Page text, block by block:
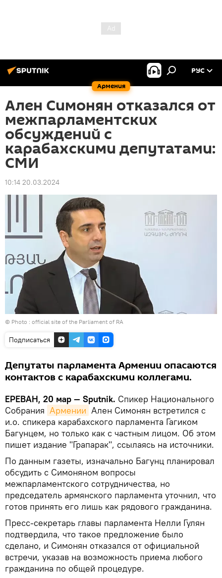
Армения
РУС
Ален Симонян отказался от
межпарламентских
обсуждений с
карабахскими депутатами:
СМИ
10:14 20.03.2024
© Photo : official site of the Parliament of RA
Подписаться
Депутаты парламента Армении опасаются
контактов с карабахскими коллегами.
ЕРЕВАН, 20 мар — Sputnik. Спикер Национального
Собрания Армении Ален Симонян встретился с
и.о. спикера карабахского парламента Гагиком
Багунцем, но только как с частным лицом. Об этом
пишет издание "Грапарак", ссылаясь на источники.
По данным газеты, изначально Багунц планировал
обсудить с Симоняном вопросы
межпарламентского сотрудничества, но
председатель армянского парламента уточнил, что
готов принять его лишь как рядового гражданина.
Пресс-секретарь главы парламента Нелли Гулян
подтвердила, что такое предложение было
сделано, и Симонян отказался от официальной
встречи, указав на возможность приема любого
гражданина по общей процедуре.